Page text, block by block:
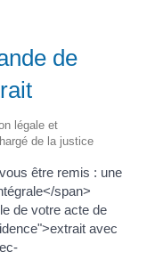
de
légale et
de la justice
être remis : une
span>
de votre acte de
avec